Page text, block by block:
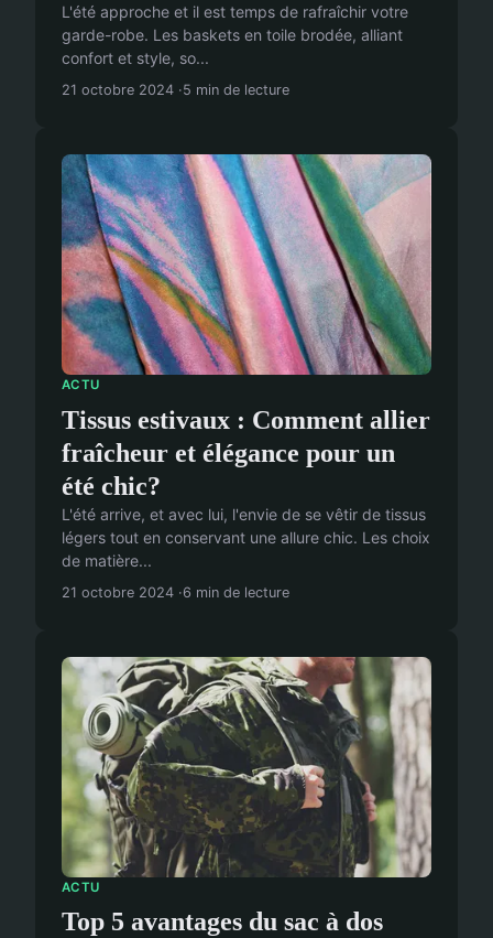
L'été approche et il est temps de rafraîchir votre
garde-robe. Les baskets en toile brodée, alliant
confort et style, so...
21 octobre 2024 5 min de lecture
ACTU
Tissus estivaux : Comment allier
fraîcheur et élégance pour un
été chic?
L'été arrive, et avec lui, l'envie de se vêtir de tissus
légers tout en conservant une allure chic. Les choix
de matière...
21 octobre 2024 6 min de lecture
ACTU
Top 5 avantages du sac à dos